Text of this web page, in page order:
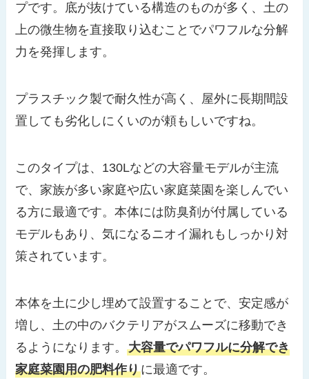
プです。底が抜けている構造のものが多く、土の
上の微生物を直接取り込むことでパワフルな分解
力を発揮します。
プラスチック製で耐久性が高く、屋外に長期間設
置しても劣化しにくいのが頼もしいですね。
このタイプは、130Lなどの大容量モデルが主流
で、家族が多い家庭や広い家庭菜園を楽しんでい
る方に最適です。本体には防臭剤が付属している
モデルもあり、気になるニオイ漏れもしっかり対
策されています。
本体を土に少し埋めて設置することで、安定感が
増し、土の中のバクテリアがスムーズに移動でき
るようになります。大容量でパワフルに分解でき
家庭菜園用の肥料作りに最適です。